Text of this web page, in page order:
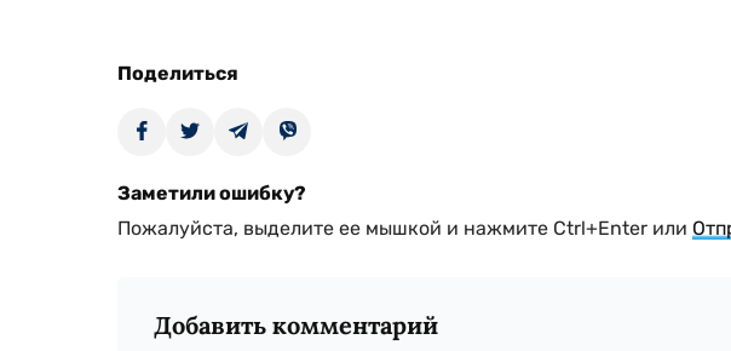
Поделиться
Заметили ошибку?
Пожалуйста, выделите ее мышкой и нажмите Ctrl+Enter или
Добавить комментарий